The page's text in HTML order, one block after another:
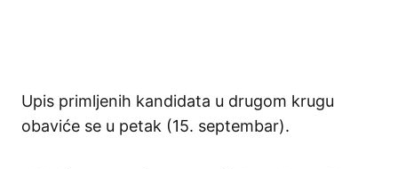
Upis primljenih kandidata u drugom krugu
obaviće se u petak (15. septembar).